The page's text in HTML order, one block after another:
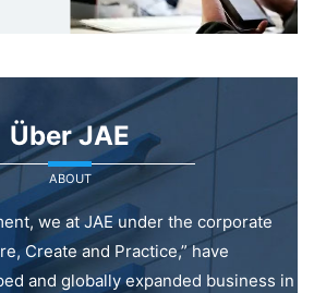
Über JAE
ABOUT
we at JAE under the corporate
Create and Practice,” have
and globally expanded business in